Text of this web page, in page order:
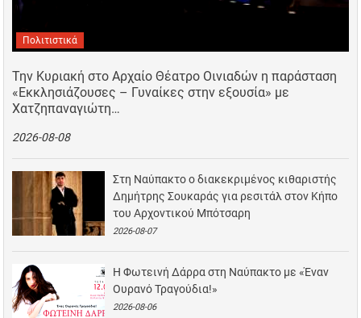
Πολιτιστικά
Την Κυριακή στο Αρχαίο Θέατρο Οινιαδών η παράσταση
«Εκκλησιάζουσες – Γυναίκες στην εξουσία» με
Χατζηπαναγιώτη…
2026-08-08
Στη Ναύπακτο ο διακεκριμένος κιθαριστής
Δημήτρης Σουκαράς για ρεσιτάλ στον Κήπο
του Αρχοντικού Μπότσαρη
2026-08-07
Η Φωτεινή Δάρρα στη Ναύπακτο με «Έναν
Ουρανό Τραγούδια!»
2026-08-06